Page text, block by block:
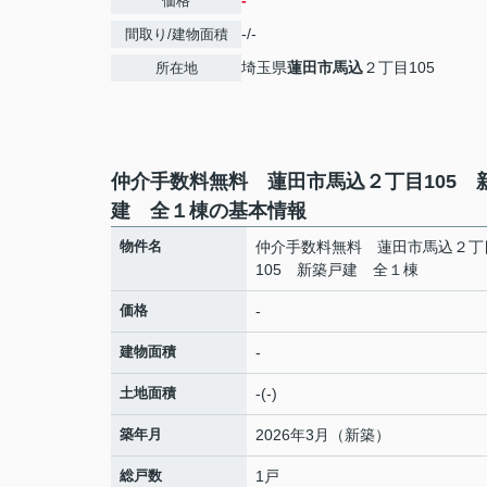
間取り/建物面積 -/-
所在地 埼玉県蓮田市馬込２丁目105
仲介手数料無料 蓮田市馬込２丁目105
建 全１棟の基本情報
物件名
仲介手数料無料 蓮田市馬込２丁
105 新築戸建 全１棟
価格 -
建物面積 -
土地面積 -(-)
築年月 2026年3月（新築）
総戸数 1戸